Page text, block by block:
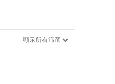
顯示所有篩選